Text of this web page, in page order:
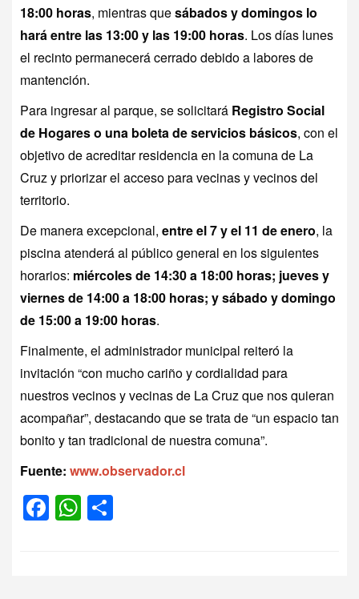
18:00 horas, mientras quesábados y domingos lo
hará entre las 13:00 y las 19:00 horas. Los días lunes
el recinto permanecerá cerrado debido a labores de
mantención.
Para ingresar al parque, se solicitará Registro Social
de Hogares o una boleta de servicios básicos, con el
objetivo de acreditar residencia en la comuna de La
Cruz y priorizar el acceso para vecinas y vecinos del
territorio.
De manera excepcional, entre el 7 y el 11 de enero, la
piscina atenderá al público general en los siguientes
horarios: miércoles de 14:30 a 18:00 horas; jueves y
viernes de 14:00 a 18:00 horas; y sábado y domingo
de 15:00 a 19:00 horas.
Finalmente, el administrador municipal reiteró la
invitación “con mucho cariño y cordialidad para
nuestros vecinos y vecinas de La Cruz que nos quieran
acompañar”, destacando que se trata de “un espacio tan
bonito y tan tradicional de nuestra comuna”.
Fuente: www.observador.cl
Facebook
WhatsApp